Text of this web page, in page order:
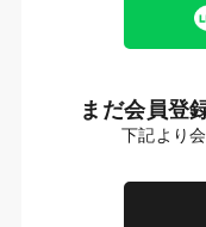
まだ会員登
下記より